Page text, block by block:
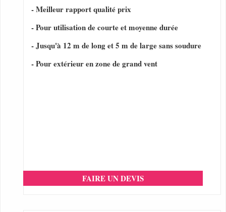
- Meilleur rapport qualité prix
- Pour utilisation de courte et moyenne durée
- Jusqu'à 12 m de long et 5 m de large sans soudure
- Pour extérieur en zone de grand vent
FAIRE UN DEVIS